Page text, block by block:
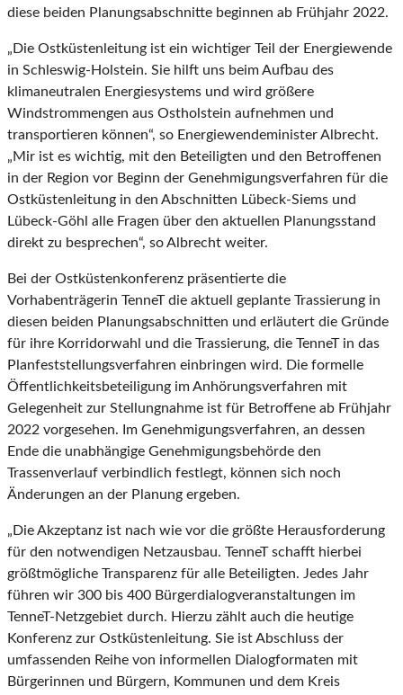
diese beiden Planungsabschnitte beginnen ab Frühjahr 2022.
„Die Ostküstenleitung ist ein wichtiger Teil der Energiewende
in Schleswig-Holstein. Sie hilft uns beim Aufbau des
klimaneutralen Energiesystems und wird größere
Windstrommengen aus Ostholstein aufnehmen und
transportieren können“, so Energiewendeminister Albrecht.
„Mir ist es wichtig, mit den Beteiligten und den Betroffenen
in der Region vor Beginn der Genehmigungsverfahren für die
Ostküstenleitung in den Abschnitten Lübeck-Siems und
Lübeck-Göhl alle Fragen über den aktuellen Planungsstand
direkt zu besprechen“, so Albrecht weiter.
Bei der Ostküstenkonferenz präsentierte die
Vorhabenträgerin TenneT die aktuell geplante Trassierung in
diesen beiden Planungsabschnitten und erläutert die Gründe
für ihre Korridorwahl und die Trassierung, die TenneT in das
Planfeststellungsverfahren einbringen wird. Die formelle
Öffentlichkeitsbeteiligung im Anhörungsverfahren mit
Gelegenheit zur Stellungnahme ist für Betroffene ab Frühjahr
2022 vorgesehen. Im Genehmigungsverfahren, an dessen
Ende die unabhängige Genehmigungsbehörde den
Trassenverlauf verbindlich festlegt, können sich noch
Änderungen an der Planung ergeben.
„Die Akzeptanz ist nach wie vor die größte Herausforderung
für den notwendigen Netzausbau. TenneT schafft hierbei
größtmögliche Transparenz für alle Beteiligten. Jedes Jahr
führen wir 300 bis 400 Bürgerdialogveranstaltungen im
TenneT-Netzgebiet durch. Hierzu zählt auch die heutige
Konferenz zur Ostküstenleitung. Sie ist Abschluss der
umfassenden Reihe von informellen Dialogformaten mit
Bürgerinnen und Bürgern, Kommunen und dem Kreis